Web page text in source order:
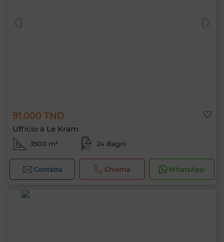
91.000 TND
Ufficio a Le Kram
3900 m² 24 Bagni
Contatta Chiama WhatsApp